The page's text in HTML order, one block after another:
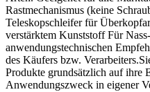
Rastmechanismus (keine
Teleskopschleifer für
verstärktem Kunststoff Für
anwendungstechnischen
des Käufers bzw.
Produkte grundsätzlich auf ihre
Anwendungszweck in eigener